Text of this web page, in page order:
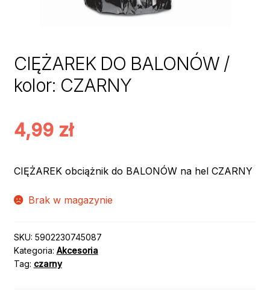
CIĘŻAREK DO BALONÓW /
kolor: CZARNY
4,99 zł
CIĘŻAREK obciążnik do BALONÓW na hel CZARNY
Brak w magazynie
SKU: 5902230745087
Kategoria: Akcesoria
Tag: czarny